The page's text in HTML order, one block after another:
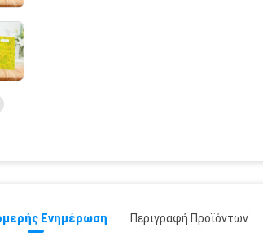
Ενημέρωση Περιγραφή Προϊόντων